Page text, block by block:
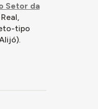
Setor da
tipo